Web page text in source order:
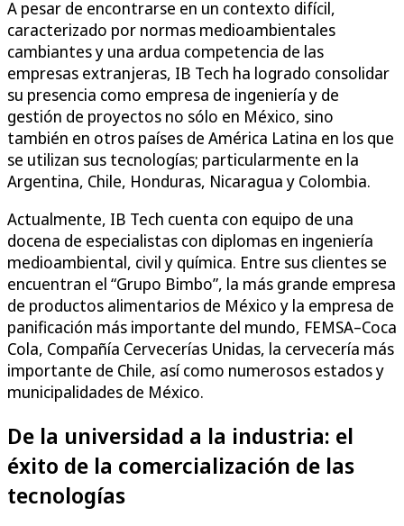
A pesar de encontrarse en un contexto difícil,
caracterizado por normas medioambientales
cambiantes y una ardua competencia de las
empresas extranjeras, IB Tech ha logrado consolidar
su presencia como empresa de ingeniería y de
gestión de proyectos no sólo en México, sino
también en otros países de América Latina en los que
se utilizan sus tecnologías; particularmente en la
Argentina, Chile, Honduras, Nicaragua y Colombia.
Actualmente, IB Tech cuenta con equipo de una
docena de especialistas con diplomas en ingeniería
medioambiental, civil y química. Entre sus clientes se
encuentran el “Grupo Bimbo”, la más grande empresa
de productos alimentarios de México y la empresa de
panificación más importante del mundo, FEMSA–Coca
Cola, Compañía Cervecerías Unidas, la cervecería más
importante de Chile, así como numerosos estados y
municipalidades de México.
De la universidad a la industria: el
éxito de la comercialización de las
tecnologías